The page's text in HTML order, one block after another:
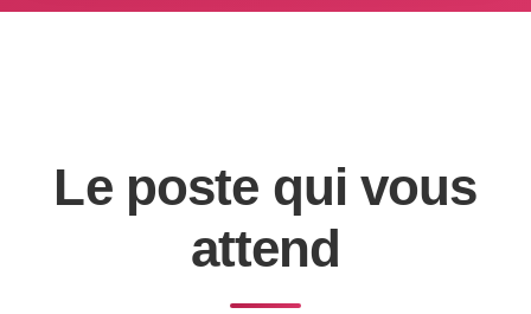
Le poste qui vous
attend